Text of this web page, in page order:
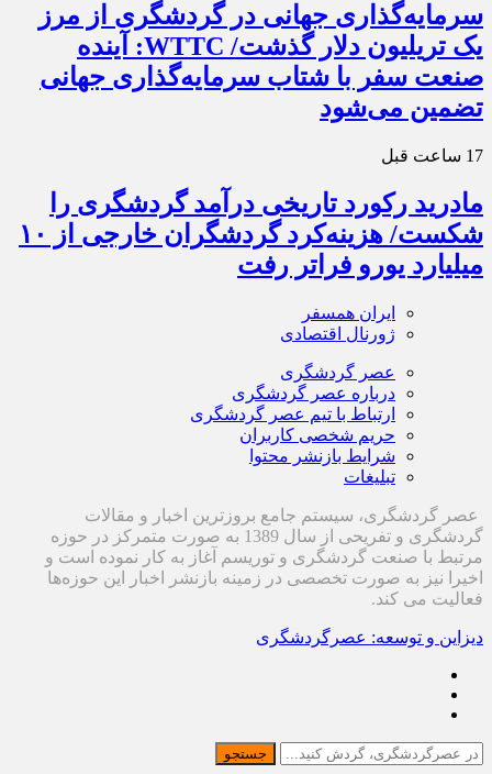
سرمایه‌گذاری جهانی در گردشگری از مرز
یک تریلیون دلار گذشت/ WTTC: آینده
صنعت سفر با شتاب سرمایه‌گذاری جهانی
تضمین می‌شود
17 ساعت قبل
مادرید رکورد تاریخی درآمد گردشگری را
شکست/ هزینه‌کرد گردشگران خارجی از ۱۰
میلیارد یورو فراتر رفت
ایران همسفر
ژورنال اقتصادی
عصر گردشگری
درباره عصر گردشگری
ارتباط با تیم عصر گردشگری
حریم شخصی کاربران
شرایط بازنشر محتوا
تبلیغات
عصر گردشگری، سیستم جامع بروزترین اخبار و مقالات
گردشگری و تفریحی از سال 1389 به صورت متمرکز در حوزه
مرتبط با صنعت گردشگری و توریسم آغاز به کار نموده است و
اخیرا نیز به صورت تخصصی در زمینه بازنشر اخبار این حوزه‌ها
فعالیت می کند.
دیزاین و توسعه: عصرگردشگری
جستجو